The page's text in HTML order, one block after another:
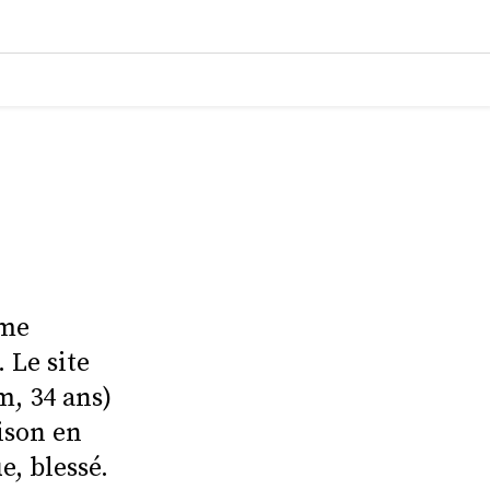
Le site
34 ans)
en
blessé.